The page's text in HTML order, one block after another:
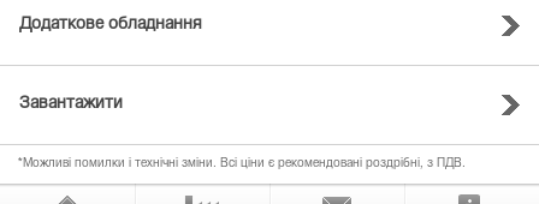
Додаткове обладнання
Завантажити
*Можливі помилки і технічні зміни. Всі ціни є рекомендовані роздрібні, з ПДВ.